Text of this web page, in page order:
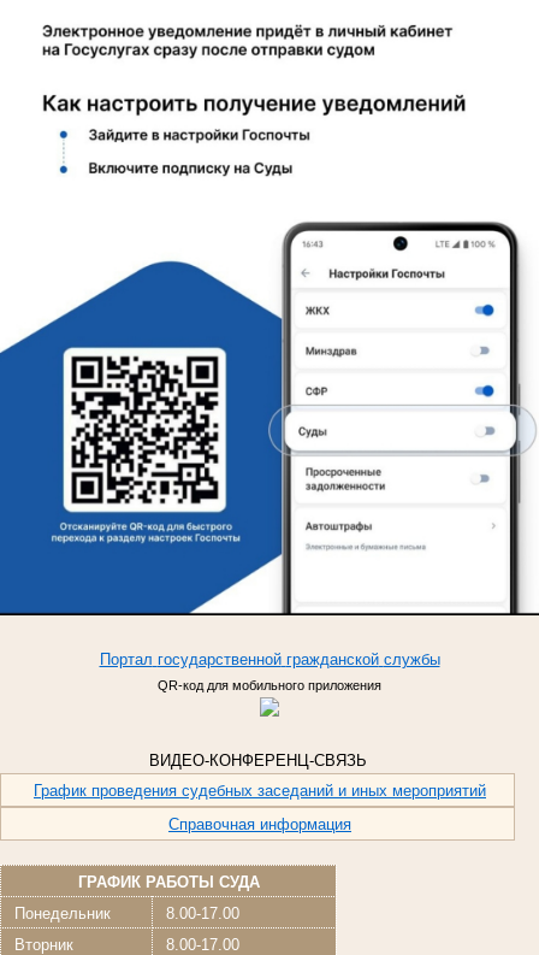
Портал государственной гражданской службы
QR-код для мобильного приложения
ВИДЕО-КОНФЕРЕНЦ-СВЯЗЬ
График проведения судебных заседаний и иных мероприятий
Справочная информация
ГРАФИК РАБОТЫ СУДА
Понедельник
8.00-17.00
Вторник
8.00-17.00